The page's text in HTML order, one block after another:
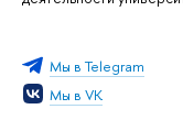
Мы в Telegram
Мы в VK